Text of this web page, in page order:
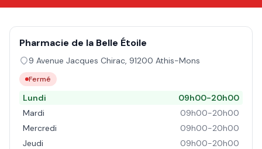
Pharmacie de la Belle Étoile
9 Avenue Jacques Chirac, 91200 Athis-Mons
Fermé
Lundi
09h00-20h00
Mardi
09h00-20h00
Mercredi
09h00-20h00
Jeudi
09h00-20h00